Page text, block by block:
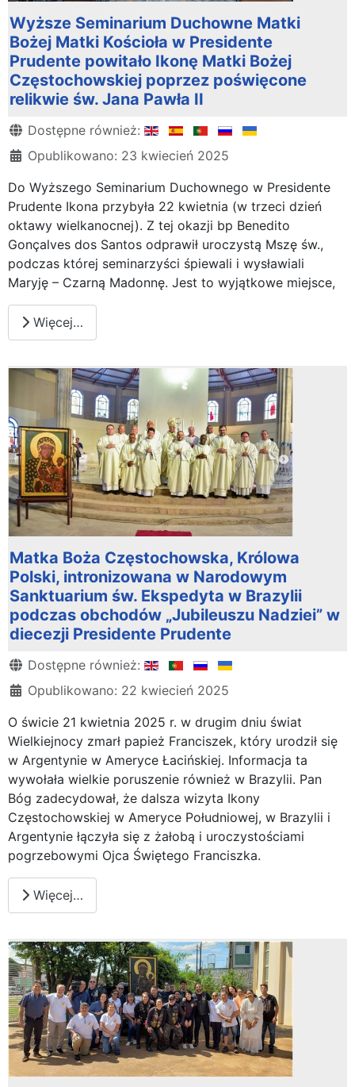
Wyższe Seminarium Duchowne Matki
Bożej Matki Kościoła w Presidente
Prudente powitało Ikonę Matki Bożej
Częstochowskiej poprzez poświęcone
relikwie św. Jana Pawła II
Szczegóły
Dostępne również:
Opublikowano: 23 kwiecień 2025
Do Wyższego Seminarium Duchownego w Presidente
Prudente Ikona przybyła 22 kwietnia (w trzeci dzień
oktawy wielkanocnej). Z tej okazji bp Benedito
Gonçalves dos Santos odprawił uroczystą Mszę św.,
podczas której seminarzyści śpiewali i wysławiali
Maryję – Czarną Madonnę. Jest to wyjątkowe miejsce,
Więcej…
Matka Boża Częstochowska, Królowa
Polski, intronizowana w Narodowym
Sanktuarium św. Ekspedyta w Brazylii
podczas obchodów „Jubileuszu Nadziei” w
diecezji Presidente Prudente
Szczegóły
Dostępne również:
Opublikowano: 22 kwiecień 2025
O świcie 21 kwietnia 2025 r. w drugim dniu świat
Wielkiejnocy zmarł papież Franciszek, który urodził się
w Argentynie w Ameryce Łacińskiej. Informacja ta
wywołała wielkie poruszenie również w Brazylii. Pan
Bóg zadecydował, że dalsza wizyta Ikony
Częstochowskiej w Ameryce Południowej, w Brazylii i
Argentynie łączyła się z żałobą i uroczystościami
pogrzebowymi Ojca Świętego Franciszka.
Więcej…